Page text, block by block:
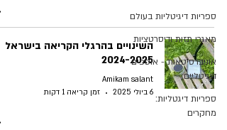
ספריות דיגיטליות בעולם
מאגרי תזות ודיסרטציות
אוניברסיטאות - אוספים
דיגיטליים
ספריות דיגטליות:
מחקרים
השינויים בהרגלי הקריאה בישראל
2024-2025
Amikam salant
6 ביולי 2025
זמן קריאה 1 דקות